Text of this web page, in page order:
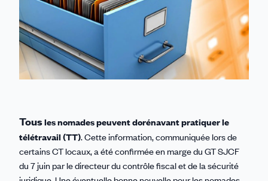
Tousles nomades peuvent dorénavant pratiquer le
télétravail (TT). Cette information, communiquée lors de
certains CT locaux, a été confirmée en marge du GT SJCF
du 7 juin par le directeur du contrôle fiscal et de la sécurité